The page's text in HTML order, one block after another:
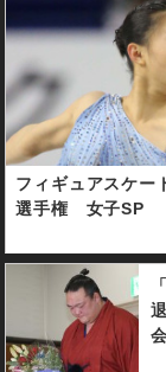
フィギュアスケ
選手権 女子SP